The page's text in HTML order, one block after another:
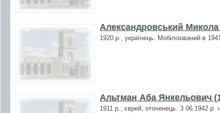
Александровський
1920 р., українець. Мобілізований в
Альтман Аба Янкельович
1911 р., єврей, оточенець. З 06.1942 р.